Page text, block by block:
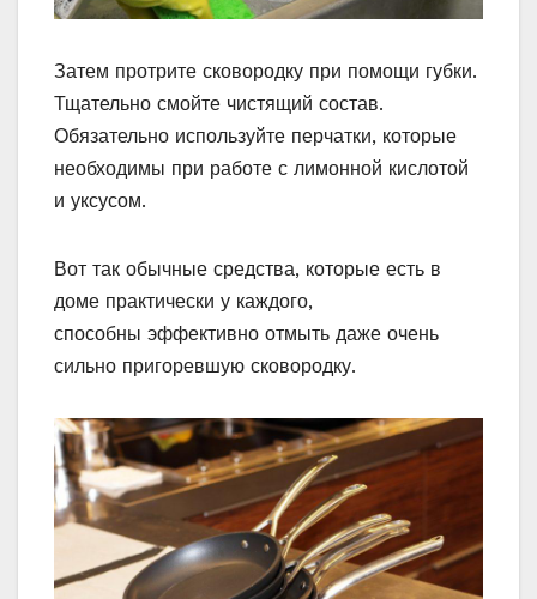
Затем протрите сковородку при помощи губки.
Тщательно смойте чистящий состав.
Обязательно используйте перчатки, которые
необходимы при работе с лимонной кислотой
и уксусом.
Вот так обычные средства, которые есть в
доме практически у каждого,
способны эффективно отмыть даже очень
сильно пригоревшую сковородку.